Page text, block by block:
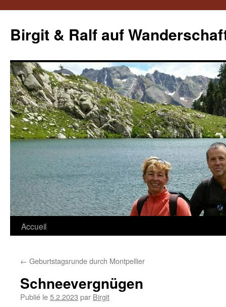
contenu
Birgit & Ralf auf
Accueil
← Geburtstagsrunde durch Montpellier
Schneevergnügen
Publié le5.2.2023 par Birgit